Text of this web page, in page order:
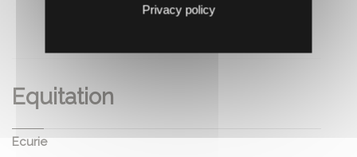
Equitation
Ecurie
Privacy policy